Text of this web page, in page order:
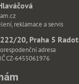
reklamace a servis
20, Praha 5
adresa
CZ-6455061976